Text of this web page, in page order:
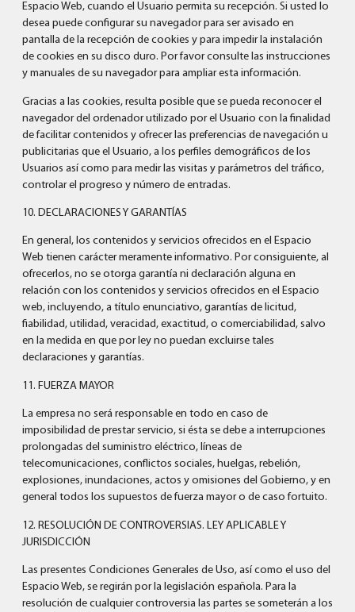
Espacio Web, cuando el Usuario permita su recepción. Si usted lo
desea puede configurar su navegador para ser avisado en
pantalla de la recepción de cookies y para impedir la instalación
de cookies en su disco duro. Por favor consulte las instrucciones
y manuales de su navegador para ampliar esta información.
Gracias a las cookies, resulta posible que se pueda reconocer el
navegador del ordenador utilizado por el Usuario con la finalidad
de facilitar contenidos y ofrecer las preferencias de navegación u
publicitarias que el Usuario, a los perfiles demográficos de los
Usuarios así como para medir las visitas y parámetros del tráfico,
controlar el progreso y número de entradas.
10. DECLARACIONES Y GARANTÍAS
En general, los contenidos y servicios ofrecidos en el Espacio
Web tienen carácter meramente informativo. Por consiguiente, al
ofrecerlos, no se otorga garantía ni declaración alguna en
relación con los contenidos y servicios ofrecidos en el Espacio
web, incluyendo, a título enunciativo, garantías de licitud,
fiabilidad, utilidad, veracidad, exactitud, o comerciabilidad, salvo
en la medida en que por ley no puedan excluirse tales
declaraciones y garantías.
11. FUERZA MAYOR
La empresa no será responsable en todo en caso de
imposibilidad de prestar servicio, si ésta se debe a interrupciones
prolongadas del suministro eléctrico, líneas de
telecomunicaciones, conflictos sociales, huelgas, rebelión,
explosiones, inundaciones, actos y omisiones del Gobierno, y en
general todos los supuestos de fuerza mayor o de caso fortuito.
12. RESOLUCIÓN DE CONTROVERSIAS. LEY APLICABLE Y
JURISDICCIÓN
Las presentes Condiciones Generales de Uso, así como el uso del
Espacio Web, se regirán por la legislación española. Para la
resolución de cualquier controversia las partes se someterán a los